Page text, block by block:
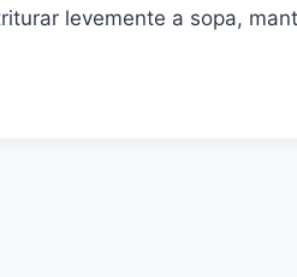
levemente a sopa,